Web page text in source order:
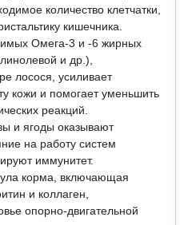
количество клетчатки,
кишечника.
Омега-3 и -6 жирных
и др.),
лосося, усиливает
кожи и помогает уменьшить
реакций.
и ягоды оказывают
на работу систем
иммунитет.
корма, включающая
и коллаген,
опорно-двигательной